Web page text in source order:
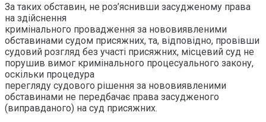
За таких обставин, не роз’яснивши засудженому права
на здійснення
кримінального провадження за нововиявленими
обставинами судом присяжних, та, відповідно, провівши
судовий розгляд без участі присяжних, місцевий суд не
порушив вимог кримінального процесуального закону,
оскільки процедура
перегляду судового рішення за нововиявленими
обставинами не передбачає права засудженого
(виправданого) на суд присяжних.